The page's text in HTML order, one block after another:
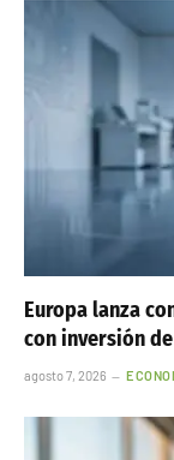
Europa lanza
con inversión
agosto 7, 2026